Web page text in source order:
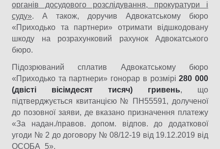
органів досудового розслідування, прокуратури і
суду». А також, доручив Адвокатському бюро
«Приходько та партнери» отримати відшкодовану
шкоду на розрахунковий рахунок Адвокатського
бюро.
Підозрюваний сплатив Адвокатському бюро
«Приходько та партнери» гонорар в розмірі280 000
(двісті вісімдесят тисяч) гривень, що
підтверджується квитанцією № ПН55591, долученої
до позовної заяви, де вказано призначення платежу
«За надан./правов. допом. відпов. до додаткової
угоди № 2 до договору № 08/12-19 від 19.12.2019 від
ОСОБА_5».